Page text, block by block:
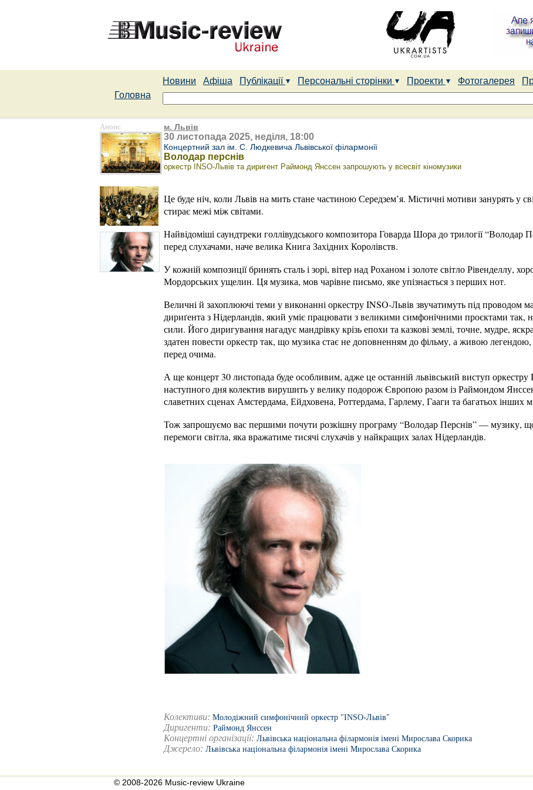
Новини Афіша Публікації Персональні сторінки Проекти Фотогалерея
Головна
Анонс м. Львів
30 листопада 2025, неділя, 18:00
Концертний зал ім. С. Людкевича Львівської філармонії
Володар перснів
оркестр INSO-Львів та диригент Раймонд Янссен запрошують у всесвіт кіномузики
Це буде ніч, коли Львів на мить стане частиною Середзем’я. Містичні мотиви занурять у
стирає межі між світами.
Найвідоміші саундтреки голлівудського композитора Говарда Шора до трилогії “Володар
перед слухачами, наче велика Книга Західних Королівств.
У кожній композиції бринять сталь і зорі, вітер над Роханом і золоте світло Рівенделлу,
Мордорських ущелин. Ця музика, мов чарівне письмо, яке упізнається з перших нот.
Величні й захоплюючі теми у виконанні оркестру INSO-Львів звучатимуть під проводом
дириґента з Нідерландів, який уміє працювати з великими симфонічними проєктами так,
сили. Його диригування нагадує мандрівку крізь епохи та казкові землі, точне, мудре,
здатен повести оркестр так, що музика стає не доповненням до фільму, а живою легендою,
перед очима.
А ще концерт 30 листопада буде особливим, адже це останній львівський виступ
наступного дня колектив вирушить у велику подорож Європою разом із Раймондом
славетних сценах Амстердама, Ейдховена, Роттердама, Гарлему, Гааги та багатьох інших
Тож запрошуємо вас першими почути розкішну програму “Володар Перснів” — музику,
перемоги світла, яка вражатиме тисячі слухачів у найкращих залах Нідерландів.
Колективи: Молодіжний симфонічний оркестр "INSO-Львів"
Диригенти: Раймонд Янссен
Концертні організації: Львівська національна філармонія імені Мирослава Скорика
Джерело: Львівська національна філармонія імені Мирослава Скорика
© 2008-2026 Music-review Ukraine